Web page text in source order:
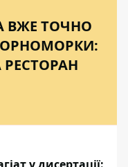
ВЖЕ ТОЧНО
РЕСТОРАН